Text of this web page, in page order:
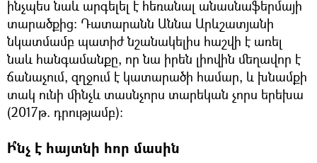
ինչպես նաև արգելել է հեռանալ անասնաֆերմայի
տարածքից։ Դատարանն Աննա Արևշատյանի
նկատմամբ պատիժ նշանակելիս հաշվի է առել
նաև հանգամանքը, որ նա իրեն լիովին մեղավոր է
ճանաչում, զղջում է կատարածի համար, և խնամքի
տակ ունի մինչև տասնչորս տարեկան չորս երեխա
(2017թ. դրությամբ):
Ի՞նչ է հայտնի հոր մասին